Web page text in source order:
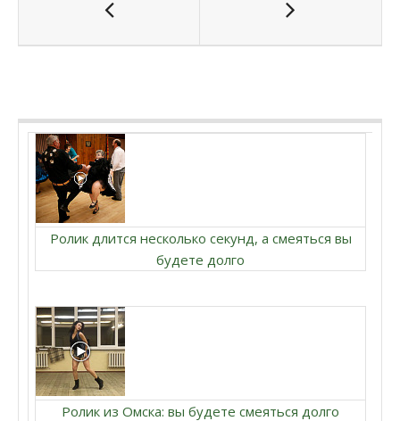
Ролик длится несколько секунд, а смеяться вы
будете долго
Ролик из Омска: вы будете смеяться долго